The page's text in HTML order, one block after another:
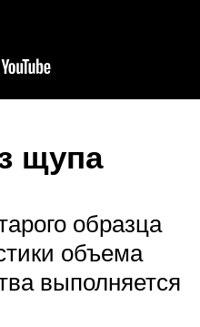
щупа
образца
объема
выполняется